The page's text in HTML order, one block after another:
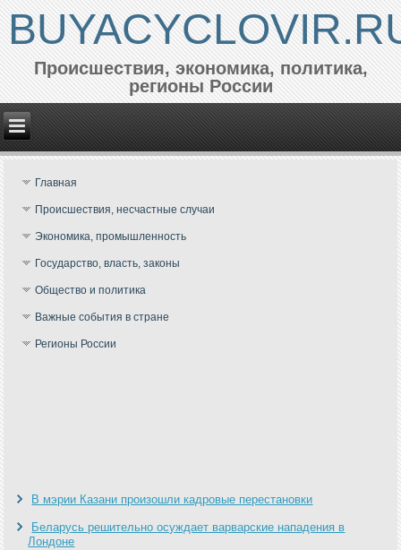
Происшествия, экономика, политика,
регионы России
Главная
Происшествия, несчастные случаи
Экономика, промышленность
Государство, власть, законы
Общество и политика
Важные события в стране
Регионы России
В мэрии Казани произошли кадровые перестановки
Беларусь решительно осуждает варварские нападения в
Лондоне